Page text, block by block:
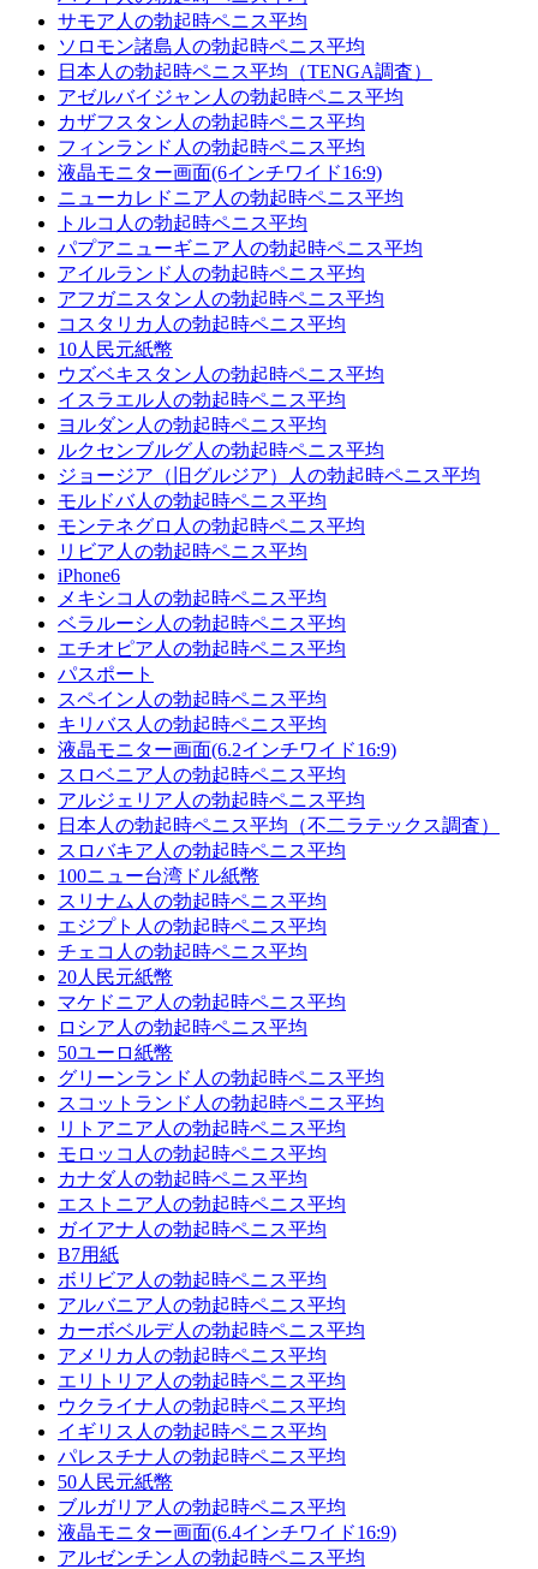
サモア人の勃起時ペニス平均
ソロモン諸島人の勃起時ペニス平均
日本人の勃起時ペニス平均（TENGA調査）
アゼルバイジャン人の勃起時ペニス平均
カザフスタン人の勃起時ペニス平均
フィンランド人の勃起時ペニス平均
液晶モニター画面(6インチワイド16:9)
ニューカレドニア人の勃起時ペニス平均
トルコ人の勃起時ペニス平均
パプアニューギニア人の勃起時ペニス平均
アイルランド人の勃起時ペニス平均
アフガニスタン人の勃起時ペニス平均
コスタリカ人の勃起時ペニス平均
10人民元紙幣
ウズベキスタン人の勃起時ペニス平均
イスラエル人の勃起時ペニス平均
ヨルダン人の勃起時ペニス平均
ルクセンブルグ人の勃起時ペニス平均
ジョージア（旧グルジア）人の勃起時ペニス平均
モルドバ人の勃起時ペニス平均
モンテネグロ人の勃起時ペニス平均
リビア人の勃起時ペニス平均
iPhone6
メキシコ人の勃起時ペニス平均
ベラルーシ人の勃起時ペニス平均
エチオピア人の勃起時ペニス平均
パスポート
スペイン人の勃起時ペニス平均
キリバス人の勃起時ペニス平均
液晶モニター画面(6.2インチワイド16:9)
スロベニア人の勃起時ペニス平均
アルジェリア人の勃起時ペニス平均
日本人の勃起時ペニス平均（不二ラテックス調査）
スロバキア人の勃起時ペニス平均
100ニュー台湾ドル紙幣
スリナム人の勃起時ペニス平均
エジプト人の勃起時ペニス平均
チェコ人の勃起時ペニス平均
20人民元紙幣
マケドニア人の勃起時ペニス平均
ロシア人の勃起時ペニス平均
50ユーロ紙幣
グリーンランド人の勃起時ペニス平均
スコットランド人の勃起時ペニス平均
リトアニア人の勃起時ペニス平均
モロッコ人の勃起時ペニス平均
カナダ人の勃起時ペニス平均
エストニア人の勃起時ペニス平均
ガイアナ人の勃起時ペニス平均
B7用紙
ボリビア人の勃起時ペニス平均
アルバニア人の勃起時ペニス平均
カーボベルデ人の勃起時ペニス平均
アメリカ人の勃起時ペニス平均
エリトリア人の勃起時ペニス平均
ウクライナ人の勃起時ペニス平均
イギリス人の勃起時ペニス平均
パレスチナ人の勃起時ペニス平均
50人民元紙幣
ブルガリア人の勃起時ペニス平均
液晶モニター画面(6.4インチワイド16:9)
アルゼンチン人の勃起時ペニス平均